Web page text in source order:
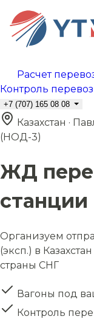
Расчет
Контроль
+7 (707) 165 08 08
Казахстан ·
(НОД-3)
ЖД
станции
Организуем
(эксп.) в
страны СНГ
Вагоны под
Контроль